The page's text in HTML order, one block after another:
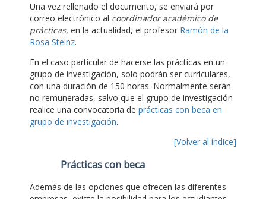
Una vez rellenado el documento, se enviará por
correo electrónico al coordinador académico de
prácticas, en la actualidad, el profesor Ramón de la
Rosa Steinz.
En el caso particular de hacerse las prácticas en un
grupo de investigación, solo podrán ser curriculares,
con una duración de 150 horas. Normalmente serán
no remuneradas, salvo que el grupo de investigación
realice una convocatoria de prácticas con beca en
grupo de investigación.
[Volver al índice]
Prácticas con beca
Además de las opciones que ofrecen las diferentes